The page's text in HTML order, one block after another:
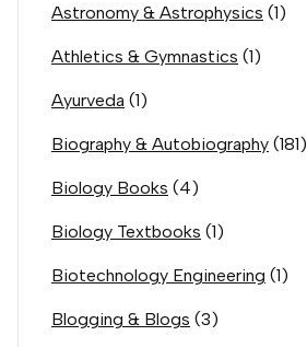
Astronomy & Astrophysics (1)
Athletics & Gymnastics (1)
Ayurveda (1)
Biography & Autobiography (181)
Biology Books (4)
Biology Textbooks (1)
Biotechnology Engineering (1)
Blogging & Blogs (3)